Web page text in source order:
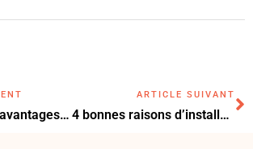
al’in : top 5 des avantages de la plateforme locative
ARTICLE SUIVANT
4 bonnes raisons d’installer un WC suspendu chez vous